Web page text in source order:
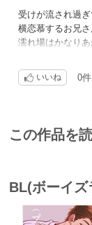
受けが流され過
横恋慕するお兄
濡れ場はかなり
双子の話も、ほ
(？)を言わせたい
いいね 0件
この作品を
BL(ボーイズ